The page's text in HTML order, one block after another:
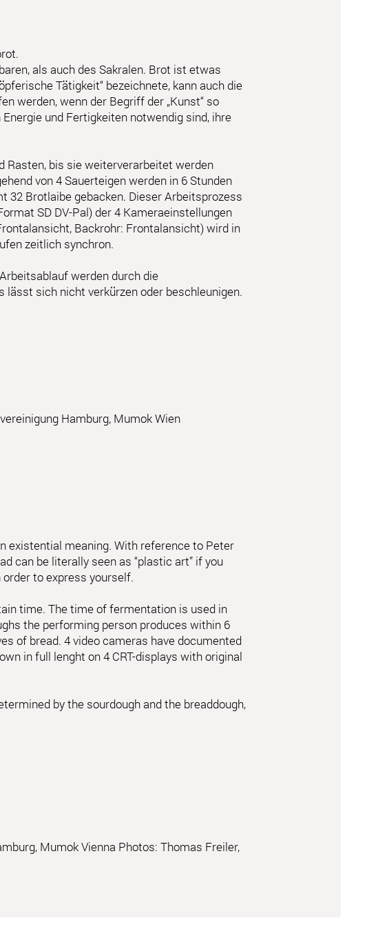
als auch des Sakralen. Brot ist etwas
Tätigkeit“ bezeichnete, kann auch die
werden, wenn der Begriff der „Kunst“ so
und Fertigkeiten notwendig sind, ihre
Rasten, bis sie weiterverarbeitet werden
von 4 Sauerteigen werden in 6 Stunden
32 Brotlaibe gebacken. Dieser Arbeitsprozess
SD DV-Pal) der 4 Kameraeinstellungen
Backrohr: Frontalansicht) wird in
zeitlich synchron.
werden durch die
sich nicht verkürzen oder beschleunigen.
Hamburg, Mumok Wien
existential meaning. With reference to Peter
can be literally seen as “plastic art” if you
to express yourself.
time. The time of fermentation is used in
the performing person produces within 6
of bread. 4 video cameras have documented
in full lenght on 4 CRT-displays with original
by the sourdough and the breaddough,
Mumok Vienna Photos: Thomas Freiler,